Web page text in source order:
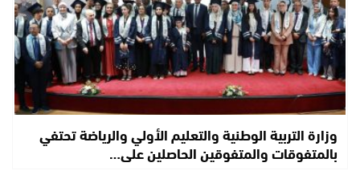
وزارة التربية الوطنية والتعليم الأولي والرياضة تحتفي
بالمتفوقات والمتفوقين الحاصلين على…